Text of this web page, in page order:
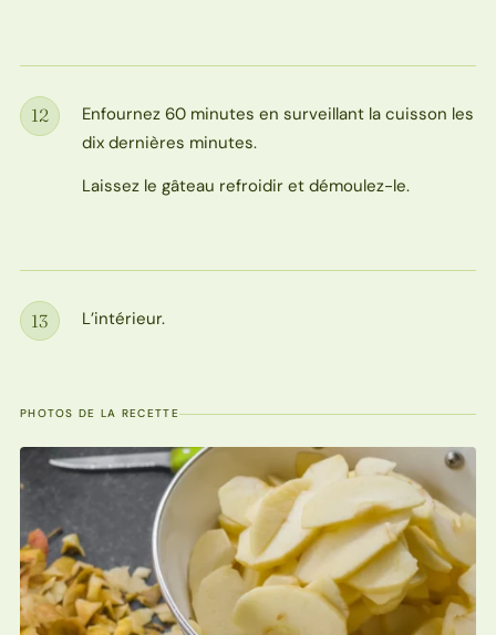
Étape
12
Enfournez 60 minutes en surveillant la cuisson les
dix dernières minutes.
Laissez le gâteau refroidir et démoulez-le.
Étape
13 L’intérieur.
PHOTOS DE LA RECETTE